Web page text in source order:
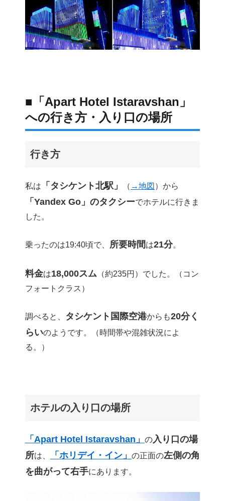
■「Apart Hotel Istaravshan」
への行き方・入り口の場所
行き方
私は 「タシケント北駅」 （ →地図 ）から
「Yandex Go」のタクシーでホテルに行きま
した。
乗ったのは19:40頃で、 所要時間は21分。
料金は18,000スム （約235円）でした。（コン
フォートクラス）
調べると、 タシケント国際空港からも20分く
らいのようです。（時間帯や混雑状況によ
る。）
ホテルの入り口の場所
「Apart Hotel Istaravshan」 の入り口の場
所は、 「ホリデイ・イン」 の正面の左側の角
を曲がって右手にあります。